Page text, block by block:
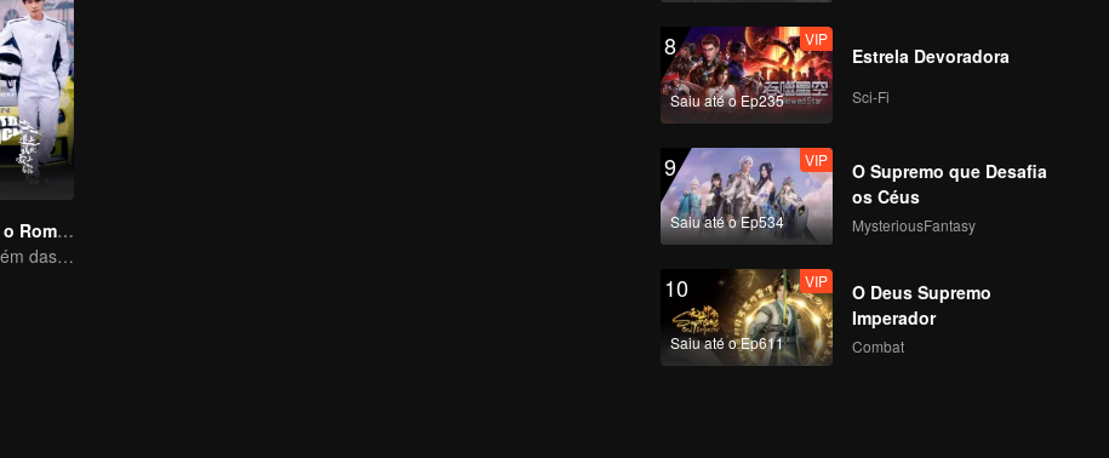
Corrida para o Romance
O amor vai além das fronteiras, a Glory United como parceira
8
Saiu até o Ep235
VIP
Estrela Devoradora
Sci-Fi
9
Saiu até o Ep534
VIP
O Supremo que Desafia
os Céus
MysteriousFantasy
10
Saiu até o Ep611
VIP
O Deus Supremo
Imperador
Combat